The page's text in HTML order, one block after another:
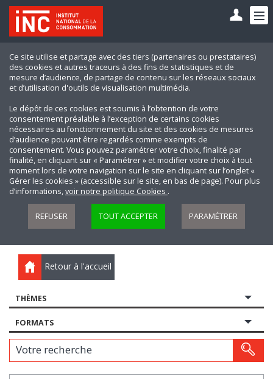
Ce site utilise et partage avec des tiers (partenaires ou prestataires)
des cookies et autres traceurs à des fins de statistiques et de
mesure d’audience, de partage de contenu sur les réseaux sociaux
et d’utilisation d'outils de visualisation multimédia.
Le dépôt de ces cookies est soumis à l’obtention de votre
consentement préalable à l’exception de certains cookies
nécessaires au fonctionnement du site et des cookies de mesures
d’audience pouvant être regardés comme exempts de
consentement. Vous pouvez paramétrer votre choix, finalité par
finalité, en cliquant sur « Paramétrer » et modifier votre choix à tout
moment lors de votre navigation sur le site en cliquant sur l’onglet «
Gérer les cookies » (accessible sur le site, en bas de page). Pour plus
d’informations,voir notre politique Cookies .
REFUSER TOUT ACCEPTER PARAMÉTRER
Retour à l'accueil
THÈMES
FORMATS
Votre recherche